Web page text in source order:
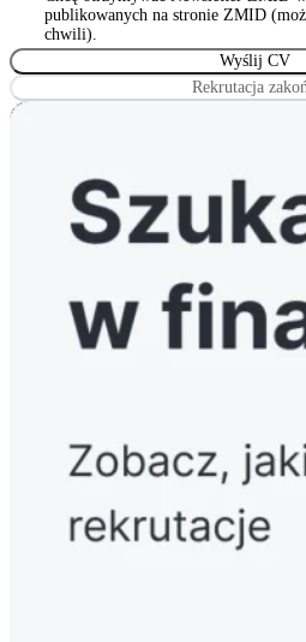
Wyrażam zgodę na przetwarzanie
osobowych przez Związek Maklerów
Warszawie 00-815, ul. Sienna 93/2,
stowarzyszeń, innych organizacji
publikowanych na stronie ZMID
chwili).
Rekrutacja